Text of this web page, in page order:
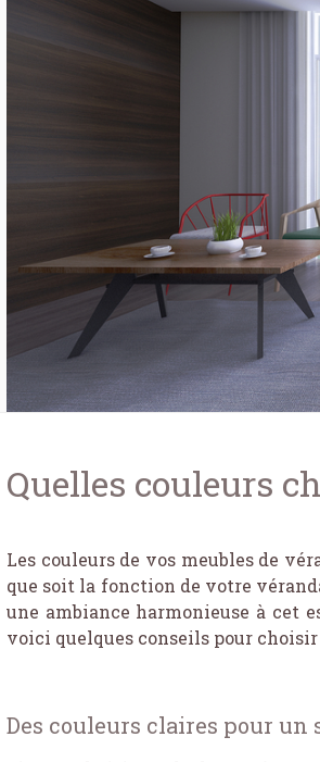
Quelles couleurs
Les couleurs de vos meubles de
que soit la fonction de votre
une ambiance harmonieuse à cet
voici quelques conseils pour choisir
Des couleurs claires pour